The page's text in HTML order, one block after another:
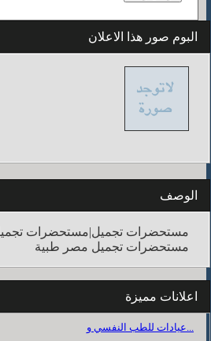
البوم صور هذا الاعلان
الوصف
مستحضرات تجميل|مستحضرات
مستحضرات تجميل مصر طبية
اعلانات مميزة
عيادات للطب النفسي و...